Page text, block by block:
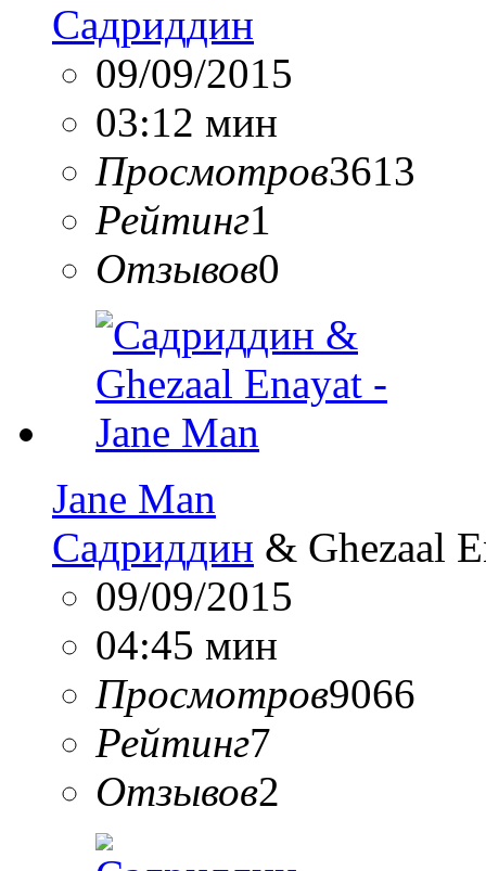
Садриддин
09/09/2015
03:12 мин
Просмотров3613
Рейтинг1
Отзывов0
Jane Man
Садриддин & Ghezaal
09/09/2015
04:45 мин
Просмотров9066
Рейтинг7
Отзывов2